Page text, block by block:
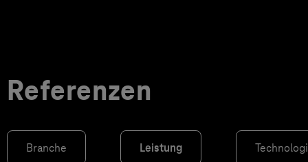
Referenzen
Branche Leistung